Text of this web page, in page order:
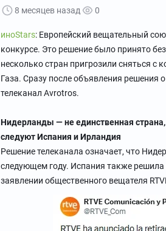
8 месяцев назад 0
иноStars: Европейский вещательный
конкурсе. Это решение было принято
несколько стран пригрозили сняться с
Газа. Сразу после объявления решения
телеканал Avrotros.
Нидерланды — не единственная
следуют Испания и Ирландия
Решение телеканала означает, что
следующем году. Испания также решила
заявлении общественного вещателя